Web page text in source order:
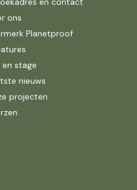
ons
Planetproof
en stage
nieuws
projecten